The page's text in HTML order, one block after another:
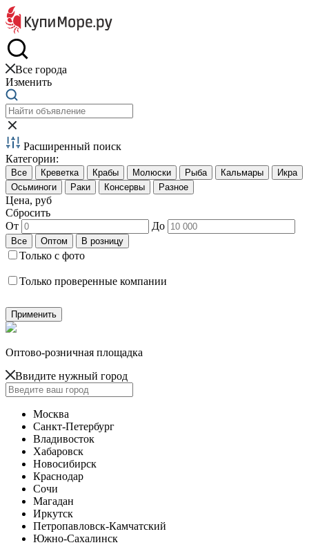
Все города
Изменить
Расширенный поиск
Категории:
Цена, руб
Сбросить
От
До
Только с фото
Только проверенные компании
Оптово-розничная площадка
Ввидите нужный город
Москва
Санкт-Петербург
Владивосток
Хабаровск
Новосибирск
Краснодар
Сочи
Магадан
Иркутск
Петропавловск-Камчатский
Южно-Сахалинск